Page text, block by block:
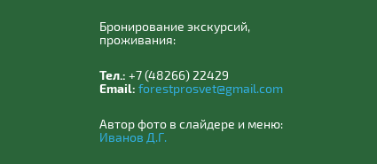
Бронирование экскурсий,
проживания:
Тел.: +7 (48266) 22429
Email: forestprosvet@gmail.com
Автор фото в слайдере и меню:
Иванов Д.Г.